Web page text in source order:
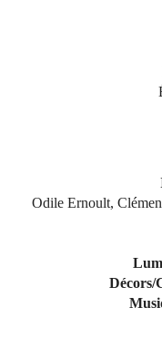
Odile Ernoult,
Décors/